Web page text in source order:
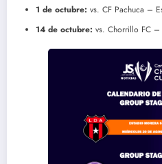
1 de octubre: vs. CF Pachuca –
14 de octubre: vs. Chorrillo FC –